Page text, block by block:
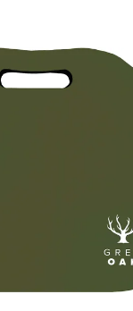
vedenpitävä. Olen